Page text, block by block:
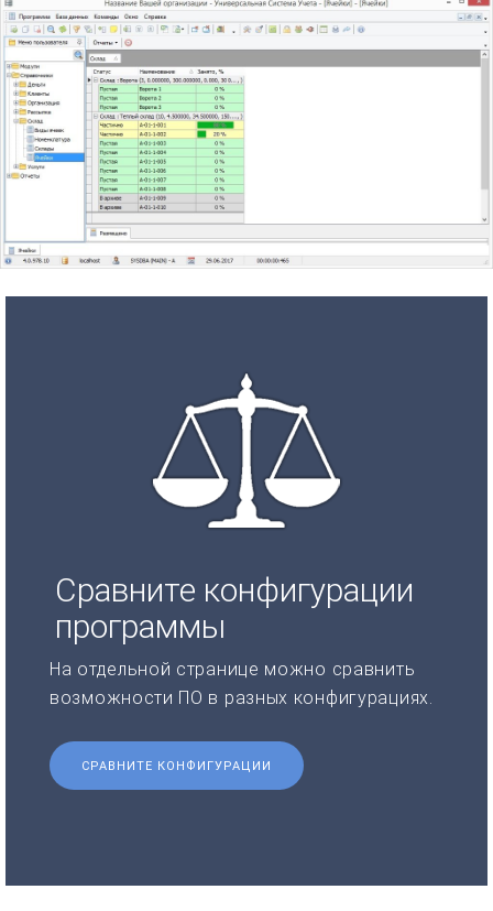
Сравните конфигурации
программы
На отдельной странице можно сравнить
возможности ПО в разных конфигурациях.
СРАВНИТЕ КОНФИГУРАЦИИ